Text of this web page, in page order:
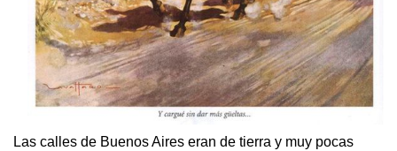
Las calles de Buenos Aires eran de tierra y muy pocas